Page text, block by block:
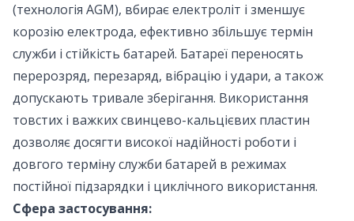
(технологія AGM), вбирає електроліт і зменшує
корозію електрода, ефективно збільшує термін
служби і стійкість батарей. Батареї переносять
перерозряд, перезаряд, вібрацію і удари, а також
допускають тривале зберігання. Використання
товстих і важких свинцево-кальцієвих пластин
дозволяє досягти високої надійності роботи і
довгого терміну служби батарей в режимах
постійної підзарядки і циклічного використання.
Сфера застосування: